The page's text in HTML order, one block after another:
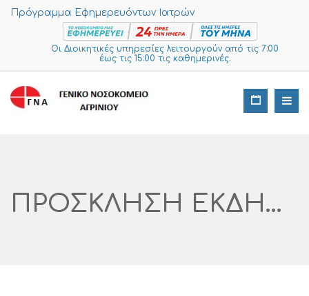
Πρόγραμμα Εφημερευόντων Ιατρών
Οι Διοικητικές υπηρεσίες λειτουργούν από τις 7:00
έως τις 15:00 τις καθημερινές.
ΠΡΟΣΚΛΗΣΗ ΕΚΔΗΛΩΣΗΣ ΕΝΔΙΑΦΕΡΟΝΤΟΣ ΥΠΟΒΟΛΗΣ ΠΡΟΣΦΟΡΩΝ ΓΙΑ ΠΡΟΜΗΘΕΙΑ «ΕΞΑΡΤΗΜΑΤΩΝ ΚΑΡΔ/ΦΟΥ» CPV 44523300-5